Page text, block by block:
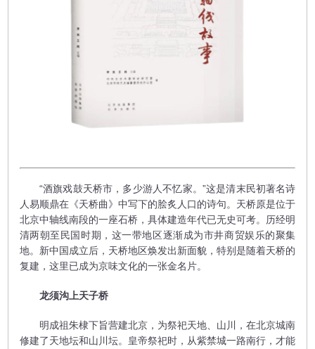
“酒旗戏鼓天桥市，多少游人不忆家。”这是清末民初著名诗
人易顺鼎在《天桥曲》中写下的脍炙人口的诗句。天桥原是位于
北京中轴线南段的一座石桥，具体建造年代已无史可考。历经明
清两朝至民国时期，这一带地区逐渐成为市井商贸娱乐的聚集
地。新中国成立后，天桥地区焕发出新面貌，特别是随着天桥的
复建，这里已成为京味文化的一张金名片。
龙须沟上天子桥
明成祖朱棣下旨营建北京，为祭祀天地、山川，在北京城南
修建了天地坛和山川坛。皇帝祭祀时，从紫禁城一路南行，才能